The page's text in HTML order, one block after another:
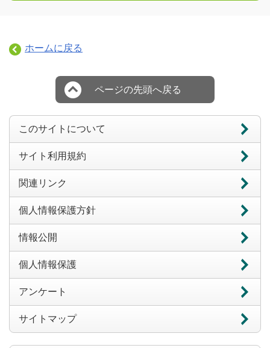
ホームに戻る
ページの先頭へ戻る
このサイトについて
サイト利用規約
関連リンク
個人情報保護方針
情報公開
個人情報保護
アンケート
サイトマップ